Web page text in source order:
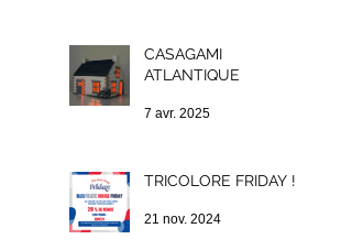
CASAGAMI
ATLANTIQUE
7 avr. 2025
TRICOLORE FRIDAY !
21 nov. 2024